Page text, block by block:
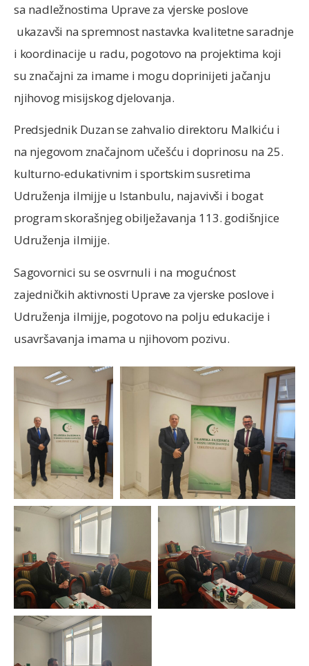
sa nadležnostima Uprave za vjerske poslove
ukazavši na spremnost nastavka kvalitetne saradnje
i koordinacije u radu, pogotovo na projektima koji
su značajni za imame i mogu doprinijeti jačanju
njihovog misijskog djelovanja.
Predsjednik Duzan se zahvalio direktoru Malkiću i
na njegovom značajnom učešću i doprinosu na 25.
kulturno-edukativnim i sportskim susretima
Udruženja ilmijje u Istanbulu, najavivši i bogat
program skorašnjeg obilježavanja 113. godišnjice
Udruženja ilmijje.
Sagovornici su se osvrnuli i na mogućnost
zajedničkih aktivnosti Uprave za vjerske poslove i
Udruženja ilmijje, pogotovo na polju edukacije i
usavršavanja imama u njihovom pozivu.